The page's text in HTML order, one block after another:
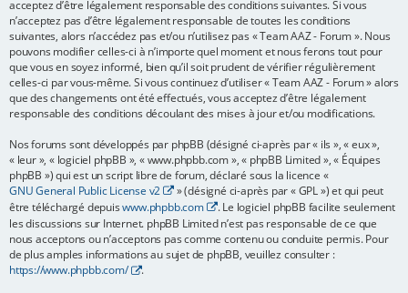
e
acceptez d’être légalement responsable des conditions suivantes. Si vous
n’acceptez pas d’être légalement responsable de toutes les conditions
suivantes, alors n’accédez pas et/ou n’utilisez pas « Team AAZ - Forum ». Nous
pouvons modifier celles-ci à n’importe quel moment et nous ferons tout pour
que vous en soyez informé, bien qu’il soit prudent de vérifier régulièrement
celles-ci par vous-même. Si vous continuez d’utiliser « Team AAZ - Forum » alors
que des changements ont été effectués, vous acceptez d’être légalement
responsable des conditions découlant des mises à jour et/ou modifications.
Nos forums sont développés par phpBB (désigné ci-après par « ils », « eux »,
« leur », « logiciel phpBB », « www.phpbb.com », « phpBB Limited », « Équipes
phpBB ») qui est un script libre de forum, déclaré sous la licence «
GNU General Public License v2
» (désigné ci-après par « GPL ») et qui peut
être téléchargé depuiswww.phpbb.com
. Le logiciel phpBB facilite seulement
les discussions sur Internet. phpBB Limited n’est pas responsable de ce que
nous acceptons ou n’acceptons pas comme contenu ou conduite permis. Pour
de plus amples informations au sujet de phpBB, veuillez consulter :
https://www.phpbb.com/
.